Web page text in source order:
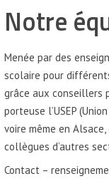
Notre
Menée par des
scolaire pour
grâce aux conseillers
porteuse l’USEP
voire même en
collègues d’autres
Contact –